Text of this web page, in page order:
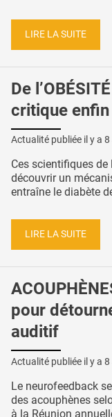
LIRE LA SUITE
De
critique
Actualité publiée il y a 8
Ces scientifiques de
découvrir un
entraîne le diabète
LIRE LA SUITE
pour
auditif
Actualité publiée il y a 8
Le neurofeedback
des acouphènes
à la Réunion